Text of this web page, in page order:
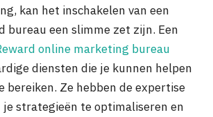
kan het inschakelen van een
bureau een slimme zet zijn. Een
online marketing bureau
diensten die je kunnen helpen
bereiken. Ze hebben de expertise
je strategieën te optimaliseren en